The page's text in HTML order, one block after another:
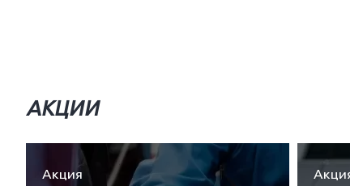
АКЦИИ
Акция Акция